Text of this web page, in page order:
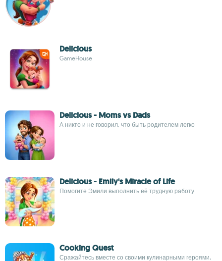
Delicious
GameHouse
Delicious - Moms vs Dads
А никто и не говорил, что быть родителем легко
Delicious - Emily's Miracle of Life
Помогите Эмили выполнить её трудную работу
Cooking Quest
Сражайтесь вместе со своими кулинарными героями,